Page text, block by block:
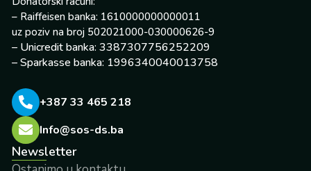
– Raiffeisen banka: 1610000000000011
uz poziv na broj 502021000-030000626-9
– Unicredit banka: 3387307756252209
– Sparkasse banka: 1996340040013758
+387 33 465 218
Info@sos-ds.ba
Newsletter